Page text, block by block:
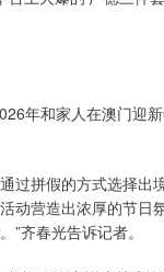
年和家人在澳门迎
过拼假的方式选择出
动营造出浓厚的节
”齐春光告诉记者。